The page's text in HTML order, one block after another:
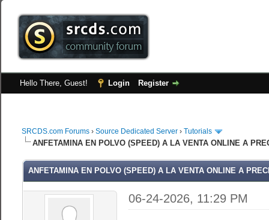
Hello There, Guest! Login Register
SRCDS.com Forums ›Source Dedicated Server ›Tutorials
ANFETAMINA EN POLVO (SPEED) A LA VENTA ONLINE A
ANFETAMINA EN POLVO (SPEED) A LA VENTA ONLINE A
06-24-2026, 11:29 PM